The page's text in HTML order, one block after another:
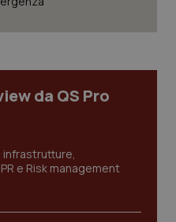
da QS Pro
infrastrutture,
e Risk management
di base quali la
non è in grado di
YouTube
.youtube.com